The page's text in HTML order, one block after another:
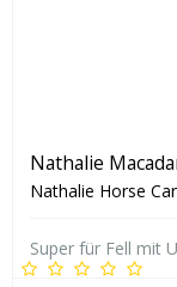
Nathalie
Nathalie Horse
Super für Fell mit